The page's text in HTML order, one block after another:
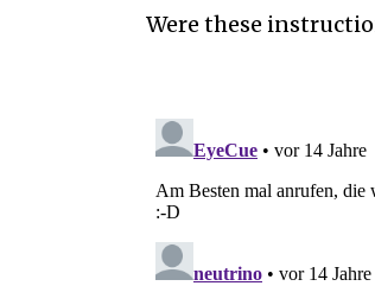
Were these